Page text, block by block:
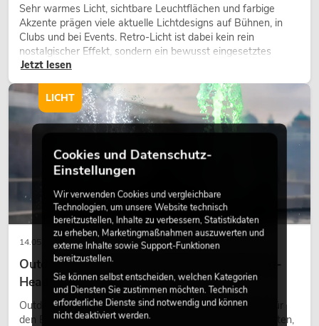
Sehr warmes Licht, sichtbare Leuchtflächen und farbige
Akzente prägen viele aktuelle Lichtdesigns auf Bühnen, in
Clubs und bei Events. Retro-Licht ist dabei kein rein
nostalgischer Effekt, sondern ein bewusst eingesetztes
Gestaltungsmittel: Es schafft Atmosphäre, gibt Szenen
wirken lassen.
Jetzt lesen
14.05.2026
Outdoor Moving-Heads: Wetterfeste Moving-
Heads bei Events
Outdoor Moving-Heads sind bewegliche Scheinwerfer für
den Einsatz im Freien. Sie werden bei Festivals, Stadtfesten,
LICHT
Cookies und Datenschutz-
Einstellungen
Wir verwenden Cookies und vergleichbare
Technologien, um unsere Website technisch
bereitzustellen, Inhalte zu verbessern, Statistikdaten
zu erheben, Marketingmaßnahmen auszuwerten und
externe Inhalte sowie Support-Funktionen
bereitzustellen.
Sie können selbst entscheiden, welchen Kategorien
und Diensten Sie zustimmen möchten. Technisch
erforderliche Dienste sind notwendig und können
nicht deaktiviert werden.